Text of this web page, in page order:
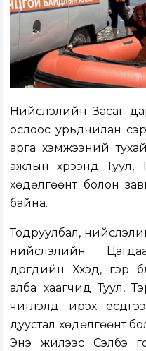
Нийслэлийн Засаг
ослоос урьдчилан
арга хэмжээний
ажлын хүрээнд Туул,
хөдөлгөөнт болон
байна.
Тодруулбал,
нийслэлийн
дүүргүүдийн Хүүхэд,
алба хаагчид Туул,
чиглэлд ирэх
дуустал хөдөлгөөнт
Энэ жилээс Сэлбэ